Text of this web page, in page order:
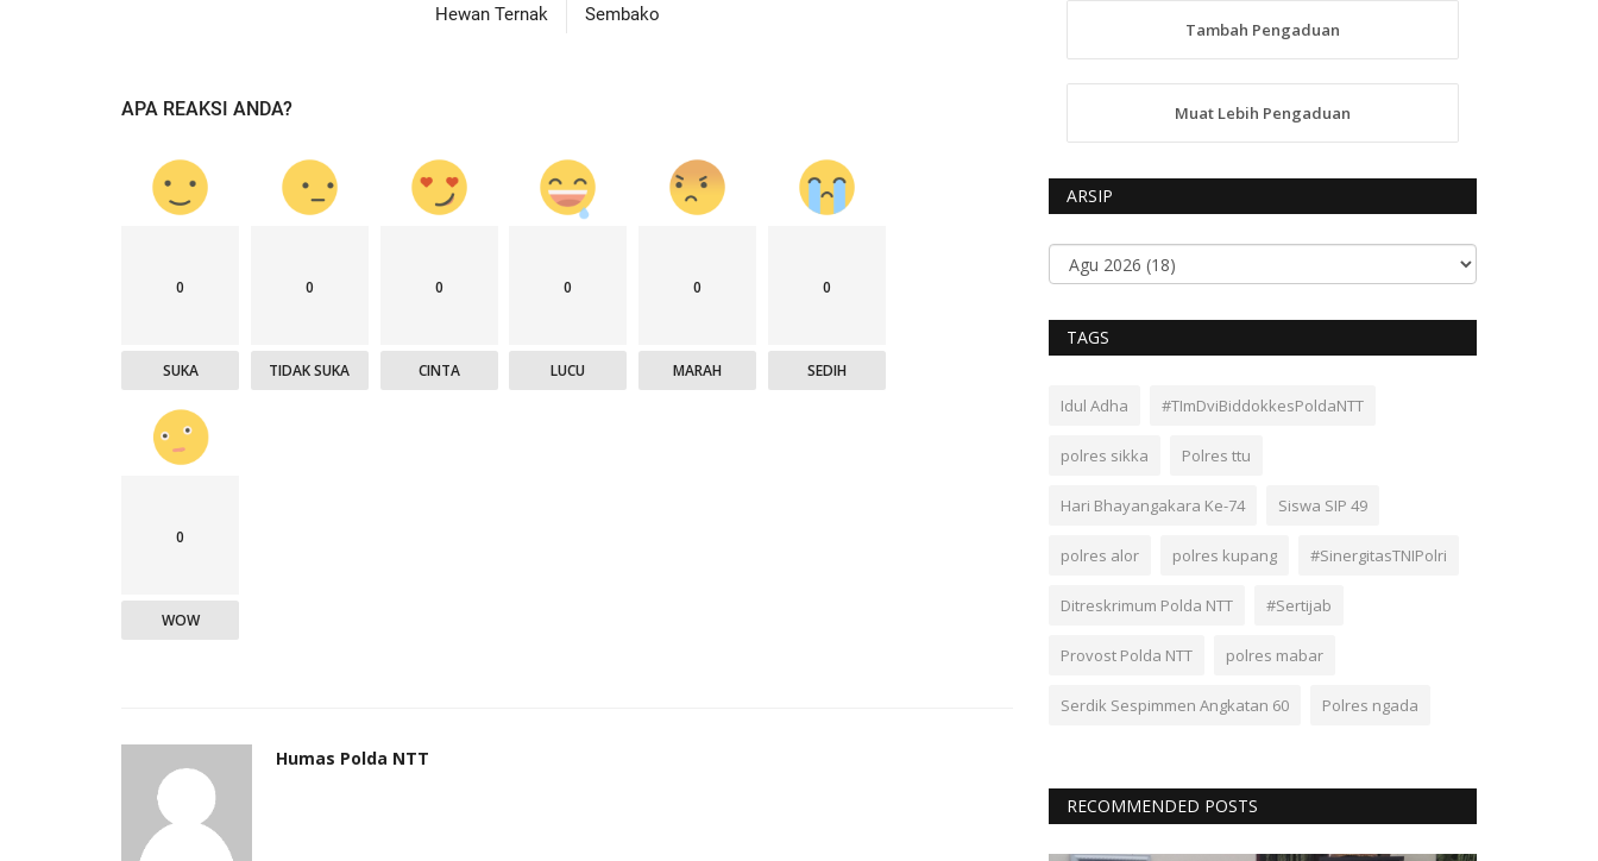
Hewan Ternak
Sembako
APA REAKSI ANDA?
0
SUKA
0
TIDAK SUKA
0
CINTA
0
LUCU
0
MARAH
0
SEDIH
0
WOW
Humas Polda NTT
Tambah Pengaduan
Muat Lebih Pengaduan
ARSIP
TAGS
Idul Adha #TImDviBiddokkesPoldaNTT
polres sikka Polres ttu
Hari Bhayangakara Ke-74 Siswa SIP 49
polres alor polres kupang #SinergitasTNIPolri
Ditreskrimum Polda NTT #Sertijab
Provost Polda NTT polres mabar
Serdik Sespimmen Angkatan 60 Polres ngada
RECOMMENDED POSTS